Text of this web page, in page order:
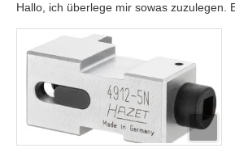
Hallo, ich überlege mir sowas zuzulegen.